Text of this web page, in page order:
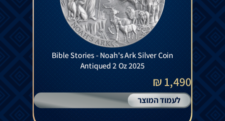
Bible Stories - Noah's Ark Silver Coin
Antiqued 2 Oz 2025
1,490 ₪
לעמוד המוצר